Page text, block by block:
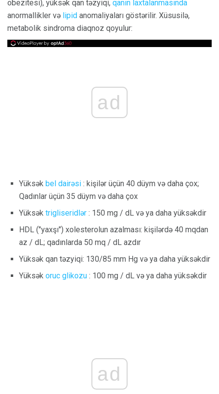
obezitesi), yüksək qan təzyiqi, qanın laxtalanmasında
anormallikler və lipid anomaliyaları göstərilir. Xüsusilə,
metabolik sindroma diaqnoz qoyulur:
ad
Yüksək bel dairəsi : kişilər üçün 40 düym və daha çox;
Qadınlar üçün 35 düym və daha çox
Yüksək trigliseridlər : 150 mg / dL və ya daha yüksəkdir
HDL ("yaxşı") xolesterolun azalması: kişilərdə 40 mqdan
az / dL; qadınlarda 50 mq / dL azdır
Yüksək qan təzyiqi: 130/85 mm Hg və ya daha yüksəkdir
Yüksək oruc glikozu : 100 mg / dL və ya daha yüksəkdir
ad